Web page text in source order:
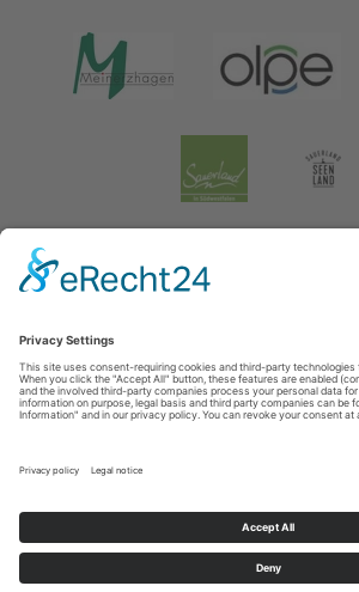
Impressum|Verklaring inzake de
Gegevensbescherming sociale
Tourismusverband Biggesee-
Cookie-Einstellungen